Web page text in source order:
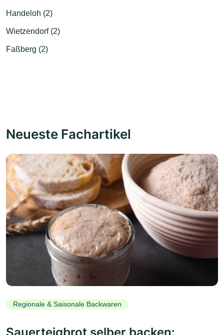
Handeloh (2)
Wietzendorf (2)
Faßberg (2)
Neueste Fachartikel
Regionale & Saisonale Backwaren
Sauerteigbrot selber backen: